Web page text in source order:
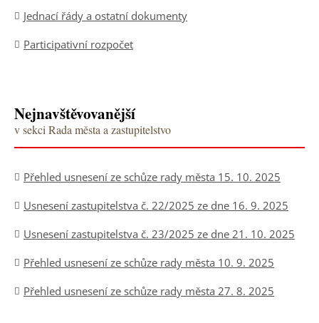
Jednací řády a ostatní dokumenty
Participativní rozpočet
Nejnavštěvovanější
v sekci Rada města a zastupitelstvo
Přehled usnesení ze schůze rady města 15. 10. 2025
Usnesení zastupitelstva č. 22/2025 ze dne 16. 9. 2025
Usnesení zastupitelstva č. 23/2025 ze dne 21. 10. 2025
Přehled usnesení ze schůze rady města 10. 9. 2025
Přehled usnesení ze schůze rady města 27. 8. 2025